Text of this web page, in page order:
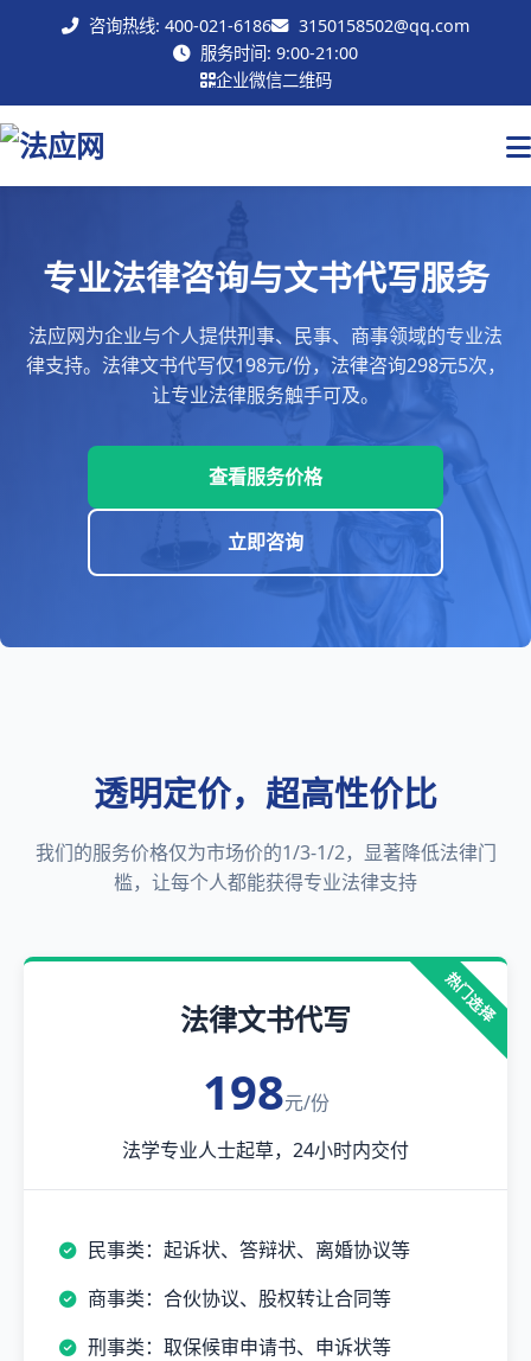
咨询热线: 400-021-6186
3150158502@qq.com
服务时间: 9:00-21:00
企业微信二维码
专业法律咨询与文书代写服务
法应网为企业与个人提供刑事、民事、商事领域的专业法
律支持。法律文书代写仅198元/份，法律咨询298元5次，
让专业法律服务触手可及。
查看服务价格
立即咨询
透明定价，超高性价比
我们的服务价格仅为市场价的1/3-1/2，显著降低法律门
槛，让每个人都能获得专业法律支持
热门选择
法律文书代写
198元/份
法学专业人士起草，24小时内交付
民事类：起诉状、答辩状、离婚协议等
商事类：合伙协议、股权转让合同等
刑事类：取保候审申请书、申诉状等